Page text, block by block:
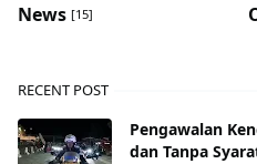
News [15]
RECENT POST
Pengawalan
dan Tanpa